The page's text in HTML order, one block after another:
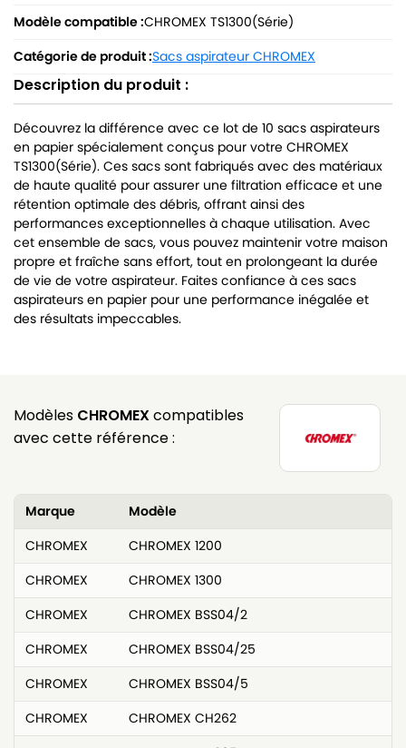
Modèle compatible :CHROMEX TS1300(Série)
Catégorie de produit :Sacs aspirateur CHROMEX
Description du produit :
Découvrez la différence avec ce lot de 10 sacs aspirateurs
en papier spécialement conçus pour votre CHROMEX
TS1300(Série). Ces sacs sont fabriqués avec des matériaux
de haute qualité pour assurer une filtration efficace et une
rétention optimale des débris, offrant ainsi des
performances exceptionnelles à chaque utilisation. Avec
cet ensemble de sacs, vous pouvez maintenir votre maison
propre et fraîche sans effort, tout en prolongeant la durée
de vie de votre aspirateur. Faites confiance à ces sacs
aspirateurs en papier pour une performance inégalée et
des résultats impeccables.
Modèles CHROMEXcompatibles
avec cette référence :
Marque
Modèle
CHROMEX
CHROMEX 1200
CHROMEX
CHROMEX 1300
CHROMEX
CHROMEX BSS04/2
CHROMEX
CHROMEX BSS04/25
CHROMEX
CHROMEX BSS04/5
CHROMEX
CHROMEX CH262